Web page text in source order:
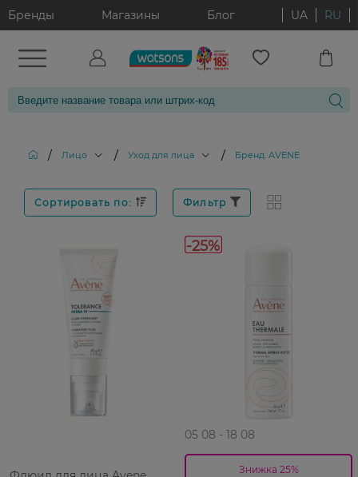
Бренды Магазины Блог UA RU
/ Лицо / Уход для лица / Бренд: AVENE
Сортировать по: Фильтр
-25%
05 08 - 18 08
Знижка 25%